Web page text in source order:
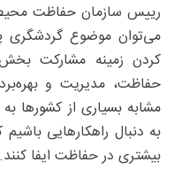
رییس سازمان حفاظت
می‌توان موضوع گردشگری
کردن زمینه مشارکت
حفاظت، مدیریت و
مشابه بسیاری از کشورها
به دنبال راهکارهایی
بیشتری در حفاظت ایفا کنند.